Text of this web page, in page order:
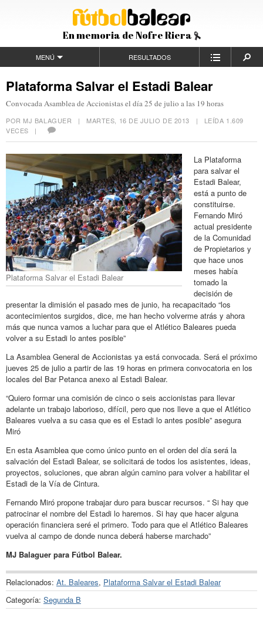
En memoria de Nofre Riera
MENÚ RESULTADOS
Plataforma Salvar el Estadi Balear
Convocada Asamblea de Accionistas el día 25 de julio a las 19 horas
POR MJ BALAGUER | MARTES, 16 DE JULIO DE 2013 | LEÍDA 1.609
VECES |
Plataforma Salvar el Estadi Balear
La Plataforma
para salvar el
Estadi Balear,
está a punto de
constituirse.
Fernando Miró
actual presidente
de la Comunidad
de Propietarios y
que hace unos
meses había
tomado la
decisión de
presentar la dimisión el pasado mes de junio, ha recapacitado “los
acontecimientos surgidos, dice, me han hecho volverme atrás y ahora
más que nunca vamos a luchar para que el Atlético Baleares pueda
volver a su Estadi lo antes posible”
La Asamblea General de Accionistas ya está convocada. Será el próximo
jueves 25 de julio a partir de las 19 horas en primera convocatoria en los
locales del Bar Petanca anexo al Estadi Balear.
“Quiero formar una comisión de cinco o seis accionistas para llevar
adelante un trabajo laborioso, difícil, pero que nos lleve a que el Atlético
Baleares vuelva a su casa que es el Estadi lo antes posible” asegura
Miró
En esta Asamblea que como único punto en el orden del día será la
salvación del Estadi Balear, se solicitará de todos los asistentes, ideas,
proyectos, soluciones, que abran algún camino para volver a habilitar el
Estadi de la Vía de Cintura.
Fernando Miró propone trabajar duro para buscar recursos. “ Si hay que
patrocinar el nombre del Estadi lo haremos. Si hay que hacer alguna
operación financiera seré el primero. Todo para que el Atlético Baleares
vuelva al campo de donde nunca deberá haberse marchado”
MJ Balaguer para Fútbol Balear.
Relacionados: At. Baleares, Plataforma Salvar el Estadi Balear
Categoría: Segunda B